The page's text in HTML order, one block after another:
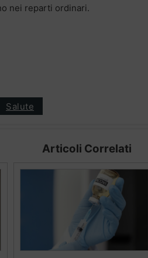
nei reparti ordinari.
Salute
Articoli Correlati